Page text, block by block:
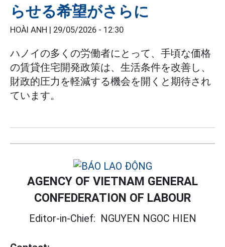
らせる希望がさらに
HOÀI ANH | 29/05/2026 - 12:30
ハノイの多くの労働者にとって、手頃な価格
の賃貸住宅開発政策は、生活条件を改善し、
財政的圧力を軽減する機会を開くと期待され
ています。
AGENCY OF VIETNAM GENERAL
CONFEDERATION OF LABOUR
Editor-in-Chief: NGUYEN NGOC HIEN